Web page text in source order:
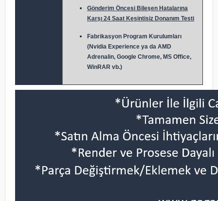
Gönderim Öncesi Bileşen Hatalarına
Karşı 24 Saat Kesintisiz Donanım Testi
Fabrikasyon Program Kurulumları
(Nvidia Experience ya da AMD
Adrenalin, Google Chrome, MS Office,
WinRAR vb.)